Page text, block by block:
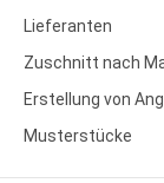
Lieferanten
Zuschnitt nach
Erstellung von
Musterstücke